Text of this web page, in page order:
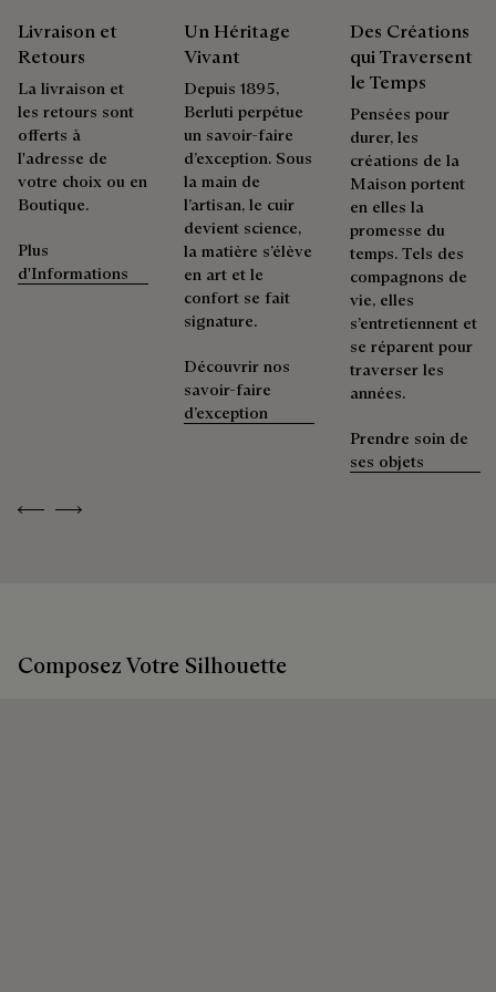
Héritière d'Alessandro Berluti, à la fois bottier et cordonnier,
la Maison Berluti est circulaire par essence et rien n'est plus
normal que de mettre à disposition de nos clients, des soins
et des réparations pour prolonger la vie de leur produit. Qu'il
s'agisse de souliers, de maroquinerie ou de prêt-à-porter, nos
ateliers proposent une palette de services permettant à
chacun de porter ses produits, en beauté, le plus longtemps
Prolonger la vie du produit
Previous
Next
Livraison et
Retours
La livraison et
les retours sont
offerts à
l'adresse de
votre choix ou en
Boutique.
Plus
d'Informations
Un Héritage
Vivant
Depuis 1895,
Berluti perpétue
un savoir-faire
d’exception. Sous
la main de
l’artisan, le cuir
devient science,
la matière s’élève
en art et le
confort se fait
signature.
Découvrir nos
savoir-faire
d’exception
Des Créations
qui Traversent
le Temps
Pensées pour
durer, les
créations de la
Maison portent
en elles la
promesse du
temps. Tels des
compagnons de
vie, elles
s’entretiennent et
se réparent pour
traverser les
années.
Prendre soin de
ses objets
Composez Votre Silhouette